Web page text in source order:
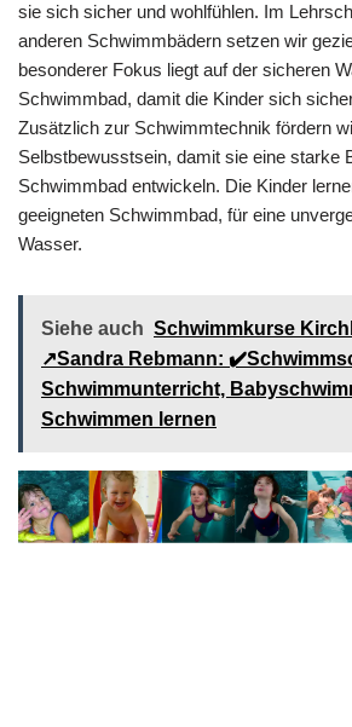
sie sich sicher und wohlfühlen. Im
anderen Schwimmbädern setzen wir
besonderer Fokus liegt auf der sicheren
Schwimmbad, damit die Kinder sich
Zusätzlich zur Schwimmtechnik fördern
Selbstbewusstsein, damit sie eine starke
Schwimmbad entwickeln. Die Kinder
geeigneten Schwimmbad, für eine
Wasser.
Siehe auch Schwimmkurse
↗️Sandra Rebmann:
Schwimmunterricht,
Schwimmen lernen